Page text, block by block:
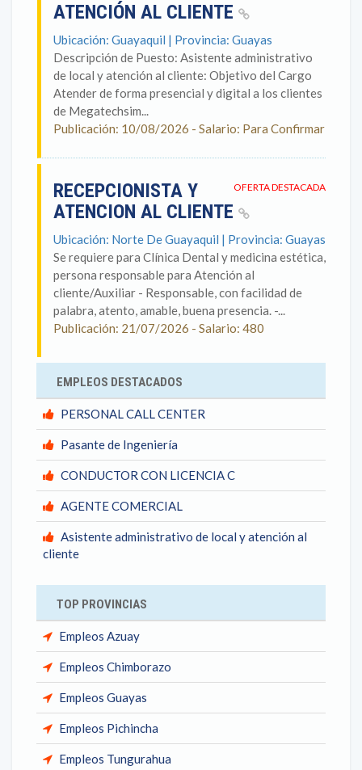
ATENCIÓN AL CLIENTE
Ubicación: Guayaquil | Provincia: Guayas
Descripción de Puesto: Asistente administrativo
de local y atención al cliente: Objetivo del Cargo
Atender de forma presencial y digital a los clientes
de Megatechsim...
Publicación: 10/08/2026 - Salario: Para Confirmar
OFERTA DESTACADA
RECEPCIONISTA Y
ATENCION AL CLIENTE
Ubicación: Norte De Guayaquil | Provincia: Guayas
Se requiere para Clínica Dental y medicina estética,
persona responsable para Atención al
cliente/Auxiliar - Responsable, con facilidad de
palabra, atento, amable, buena presencia. -...
Publicación: 21/07/2026 - Salario: 480
EMPLEOS DESTACADOS
PERSONAL CALL CENTER
Pasante de Ingeniería
CONDUCTOR CON LICENCIA C
AGENTE COMERCIAL
Asistente administrativo de local y atención al
cliente
TOP PROVINCIAS
Empleos Azuay
Empleos Chimborazo
Empleos Guayas
Empleos Pichincha
Empleos Tungurahua